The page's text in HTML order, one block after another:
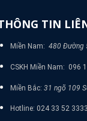
TIN
Miền Nam: 480 Đường
CSKH Miền Nam: 096
Miền Bắc: 31 ngõ 109
Hotline: 024 33 52 3333